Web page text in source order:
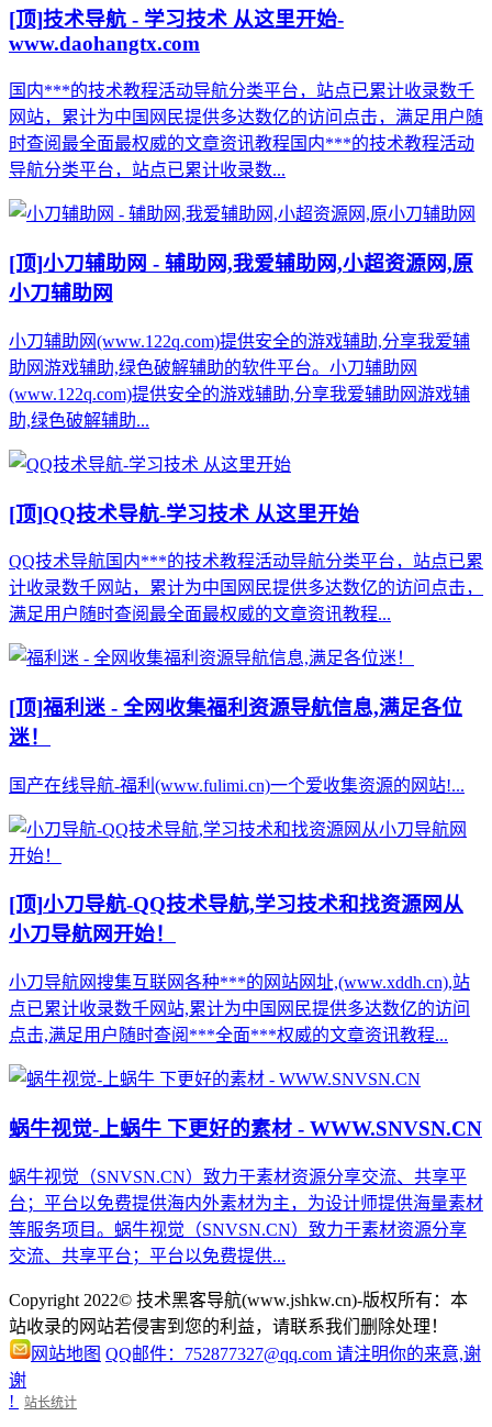
[顶]技术导航 - 学习技术 从这里开始-
www.daohangtx.com
国内***的技术教程活动导航分类平台，站点已累计收录数千
网站，累计为中国网民提供多达数亿的访问点击，满足用户随
时查阅最全面最权威的文章资讯教程国内***的技术教程活动
导航分类平台，站点已累计收录数...
[顶]小刀辅助网 - 辅助网,我爱辅助网,小超资源网,原
小刀辅助网
小刀辅助网(www.122q.com)提供安全的游戏辅助,分享我爱辅
助网游戏辅助,绿色破解辅助的软件平台。小刀辅助网
(www.122q.com)提供安全的游戏辅助,分享我爱辅助网游戏辅
助,绿色破解辅助...
[顶]QQ技术导航-学习技术 从这里开始
QQ技术导航国内***的技术教程活动导航分类平台，站点已累
计收录数千网站，累计为中国网民提供多达数亿的访问点击，
满足用户随时查阅最全面最权威的文章资讯教程...
[顶]福利迷 - 全网收集福利资源导航信息,满足各位
迷！
国产在线导航-福利(www.fulimi.cn)一个爱收集资源的网站!...
[顶]小刀导航-QQ技术导航,学习技术和找资源网从
小刀导航网开始！
小刀导航网搜集互联网各种***的网站网址,(www.xddh.cn),站
点已累计收录数千网站,累计为中国网民提供多达数亿的访问
点击,满足用户随时查阅***全面***权威的文章资讯教程...
蜗牛视觉-上蜗牛 下更好的素材 - WWW.SNVSN.CN
蜗牛视觉（SNVSN.CN）致力于素材资源分享交流、共享平
台；平台以免费提供海内外素材为主，为设计师提供海量素材
等服务项目。蜗牛视觉（SNVSN.CN）致力于素材资源分享
交流、共享平台；平台以免费提供...
Copyright 2022© 技术黑客导航(www.jshkw.cn)-版权所有：本
站收录的网站若侵害到您的利益，请联系我们删除处理！
网站地图 QQ邮件：752877327@qq.com 请注明你的来意,谢
谢
!
站长统计